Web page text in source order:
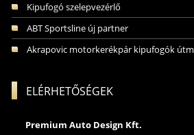
Kipufogó szelepvezérlő
ABT Sportsline új partner
Akrapovic motorkerékpár kipufogók
ELÉRHETŐSÉGEK
Premium Auto Design Kft.